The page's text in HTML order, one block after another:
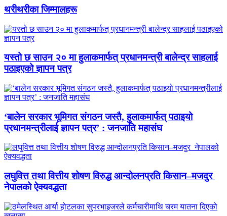
थरीथरीका जिम्मालहरू
यस्तो छ साउन २० मा हुलाकमार्फत् प्रधानमन्त्री बालेन्द्र साहलाई
पठाइएको ज्ञापन पत्र
‘बालेन सरकार भूमिगत संगठन जस्तै, हुलाकमार्फत् पठाइयो
प्रधानमन्त्रीलाई ज्ञापन पत्र’ : जनजाति महासंघ
लघुवित्त तथा वित्तीय शोषण विरुद्ध आन्दोलनप्रति किसान–मजदुर
नेपालको ऐक्यवद्धता